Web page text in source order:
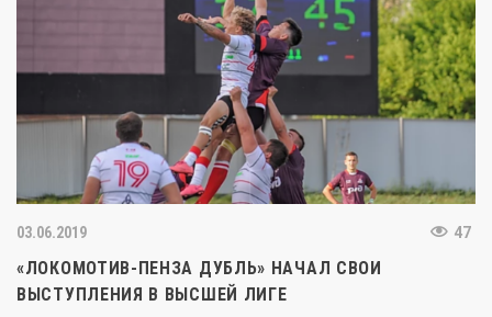
03.06.2019 47
«ЛОКОМОТИВ-ПЕНЗА ДУБЛЬ» НАЧАЛ СВОИ
ВЫСТУПЛЕНИЯ В ВЫСШЕЙ ЛИГЕ